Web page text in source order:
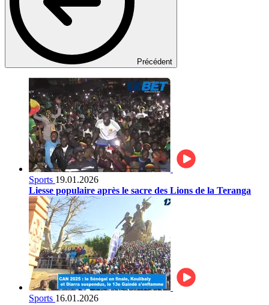
Précédent
Sports 19.01.2026
Liesse populaire après le sacre des Lions de la Teranga
Sports 16.01.2026